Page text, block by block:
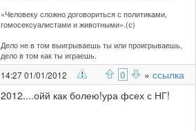
«Человеку сложно договориться с политиками,
гомосексуалистами и животными».(с)
Дело не в том выигрываешь ты или проигрываешь,
дело в том как ты играешь.
14:27 01/01/2012 0 » ссылка
2012....ойй как болею!ура фсех с НГ!